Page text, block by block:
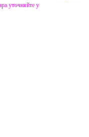
уточняйте у